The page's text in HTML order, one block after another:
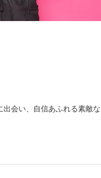
会い、自信あふれる素敵